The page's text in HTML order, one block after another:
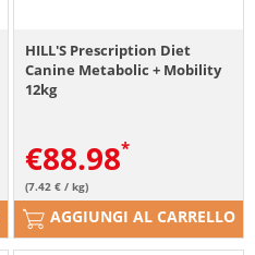
HILL'S Prescription Diet
Canine Metabolic + Mobility
12kg
€88.98
(7.42 € / kg)
AGGIUNGI AL CARRELLO